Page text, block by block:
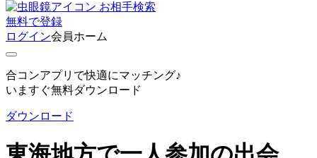
お相手検索
無料で登録
ログイン会員ホーム
合コンアプリで快適にマッチング♪
いますぐ無料ダウンロード
ダウンロード